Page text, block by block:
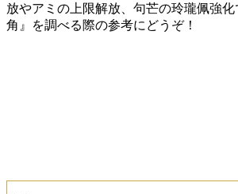
放やアミの上限解放、句芒の玲瓏佩強
角』を調べる際の参考にどうぞ！